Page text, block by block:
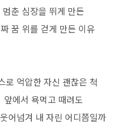
멈춘 심장을 뛰게 만든
꿈 위를 걷게 만든 이유
로 억압한 자신 괜찮은 척
앞에서 욕먹고 때려도
어넘겨 내 자린 어디쯤일까